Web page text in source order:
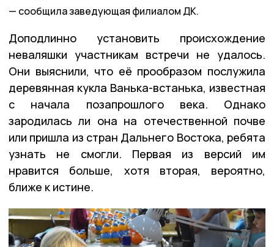
сообщила заведующая филиалом ДК.
Доподлинно установить происхождение
неваляшки участникам встречи не удалось.
Они выяснили, что её прообразом послужила
деревянная кукла Ванька-встанька, известная
с начала позапрошлого века. Однако
зародилась ли она на отечественной почве
или пришла из стран Дальнего Востока, ребята
узнать не смогли. Первая из версий им
нравится больше, хотя вторая, вероятно,
ближе к истине.